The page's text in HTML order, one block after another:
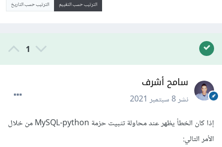
الترتيب حسب التقييم الترتيب حسب التاريخ
1
سامح أشرف
نشر8 سبتمبر 2021
إذا كان الخطأ يظهر عند محاولة تثبيت حزمة MySQL-python من خلال
الأمر التالي: